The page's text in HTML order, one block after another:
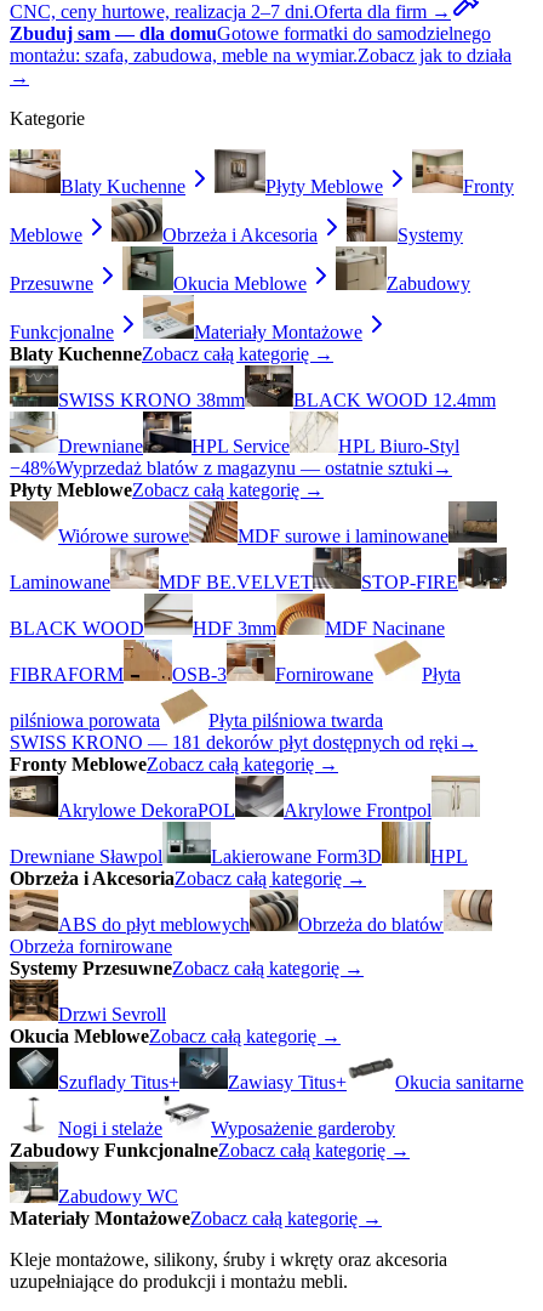
CNC, ceny hurtowe, realizacja 2–7 dni.Oferta dla firm →
Zbuduj sam — dla domuGotowe formatki do samodzielnego
montażu: szafa, zabudowa, meble na wymiar.Zobacz jak to działa
→
Kategorie
Blaty Kuchenne Płyty Meblowe Fronty
Meblowe Obrzeża i Akcesoria Systemy
Przesuwne Okucia Meblowe Zabudowy
Funkcjonalne
Materiały Montażowe
Blaty KuchenneZobacz całą kategorię →
SWISS KRONO 38mm BLACK WOOD 12.4mm
Drewniane HPL Service
HPL Biuro-Styl
−48%Wyprzedaż blatów z magazynu — ostatnie sztuki →
Płyty MebloweZobacz całą kategorię →
Wiórowe surowe MDF surowe i laminowane
Laminowane MDF BE.VELVET STOP-FIRE
BLACK WOOD HDF 3mm MDF Nacinane
FIBRAFORM OSB-3 Fornirowane Płyta
pilśniowa porowata
Płyta pilśniowa twarda
SWISS KRONO — 181 dekorów płyt dostępnych od ręki →
Fronty MebloweZobacz całą kategorię →
Akrylowe DekoraPOL Akrylowe Frontpol
Drewniane Sławpol Lakierowane Form3D
HPL
Obrzeża i AkcesoriaZobacz całą kategorię →
ABS do płyt meblowych
Obrzeża do blatów
Obrzeża fornirowane
Systemy PrzesuwneZobacz całą kategorię →
Drzwi Sevroll
Okucia MebloweZobacz całą kategorię →
Szuflady Titus+ Zawiasy Titus+ Okucia sanitarne
Nogi i stelaże
Wyposażenie garderoby
Zabudowy FunkcjonalneZobacz całą kategorię →
Zabudowy WC
Materiały MontażoweZobacz całą kategorię →
Kleje montażowe, silikony, śruby i wkręty oraz akcesoria
uzupełniające do produkcji i montażu mebli.